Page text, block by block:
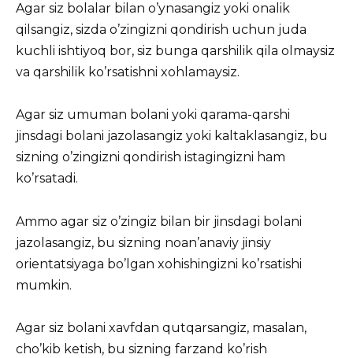
Agar siz bolalar bilan o’ynasangiz yoki onalik
qilsangiz, sizda o’zingizni qondirish uchun juda
kuchli ishtiyoq bor, siz bunga qarshilik qila olmaysiz
va qarshilik ko’rsatishni xohlamaysiz.
Agar siz umuman bolani yoki qarama-qarshi
jinsdagi bolani jazolasangiz yoki kaltaklasangiz, bu
sizning o’zingizni qondirish istagingizni ham
ko’rsatadi.
Ammo agar siz o’zingiz bilan bir jinsdagi bolani
jazolasangiz, bu sizning noan’anaviy jinsiy
orientatsiyaga bo’lgan xohishingizni ko’rsatishi
mumkin.
Agar siz bolani xavfdan qutqarsangiz, masalan,
cho’kib ketish, bu sizning farzand ko’rish